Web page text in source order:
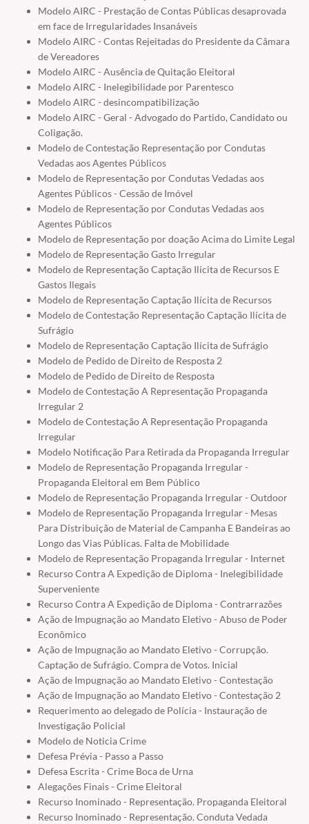
Modelo AIRC - Prestação de Contas Públicas desaprovada
em face de Irregularidades Insanáveis
Modelo AIRC - Contas Rejeitadas do Presidente da Câmara
de Vereadores
Modelo AIRC - Ausência de Quitação Eleitoral
Modelo AIRC - Inelegibilidade por Parentesco
Modelo AIRC - desincompatibilização
Modelo AIRC - Geral - Advogado do Partido, Candidato ou
Coligação.
Modelo de Contestação Representação por Condutas
Vedadas aos Agentes Públicos
Modelo de Representação por Condutas Vedadas aos
Agentes Públicos - Cessão de Imóvel
Modelo de Representação por Condutas Vedadas aos
Agentes Públicos
Modelo de Representação por doação Acima do Limite Legal
Modelo de Representação Gasto Irregular
Modelo de Representação Captação Ilícita de Recursos E
Gastos Ilegais
Modelo de Representação Captação Ilícita de Recursos
Modelo de Contestação Representação Captação Ilícita de
Sufrágio
Modelo de Representação Captação Ilícita de Sufrágio
Modelo de Pedido de Direito de Resposta 2
Modelo de Pedido de Direito de Resposta
Modelo de Contestação A Representação Propaganda
Irregular 2
Modelo de Contestação A Representação Propaganda
Irregular
Modelo Notificação Para Retirada da Propaganda Irregular
Modelo de Representação Propaganda Irregular -
Propaganda Eleitoral em Bem Público
Modelo de Representação Propaganda Irregular - Outdoor
Modelo de Representação Propaganda Irregular - Mesas
Para Distribuição de Material de Campanha E Bandeiras ao
Longo das Vias Públicas. Falta de Mobilidade
Modelo de Representação Propaganda Irregular - Internet
Recurso Contra A Expedição de Diploma - Inelegibilidade
Superveniente
Recurso Contra A Expedição de Diploma - Contrarrazões
Ação de Impugnação ao Mandato Eletivo - Abuso de Poder
Econômico
Ação de Impugnação ao Mandato Eletivo - Corrupção.
Captação de Sufrágio. Compra de Votos. Inicial
Ação de Impugnação ao Mandato Eletivo - Contestação
Ação de Impugnação ao Mandato Eletivo - Contestação 2
Requerimento ao delegado de Polícia - Instauração de
Investigação Policial
Modelo de Noticia Crime
Defesa Prévia - Passo a Passo
Defesa Escrita - Crime Boca de Urna
Alegações Finais - Crime Eleitoral
Recurso Inominado - Representação. Propaganda Eleitoral
Recurso Inominado - Representação. Conduta Vedada